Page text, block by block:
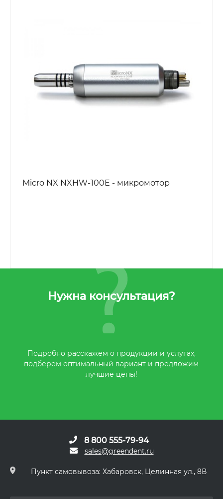
Micro NX NXHW-100E - микромотор
Нужна консультация?
Подробно расскажем о продукции и услугах,
подберем оптимальный вариант и предложим
лучшие цены!
8 800 555-79-94
sales@greendent.ru
Пункт самовывоза: Хабаровск, Целинная ул., 8В